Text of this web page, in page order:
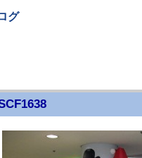
グ